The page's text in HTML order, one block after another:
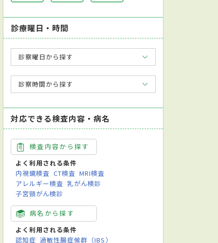
診療曜日・時間
診察曜日から探す
診察時間から探す
対応できる検査内容・病名
検査内容から探す
よく利用される条件
内視鏡検査 CT検査 MRI検査
アレルギー検査 乳がん検診
子宮頸がん検診
病名から探す
よく利用される条件
認知症 過敏性腸症候群（IBS）